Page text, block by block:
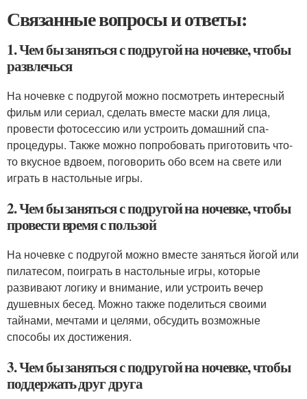
Связанные вопросы и ответы:
1. Чем бы заняться с подругой на ночевке, чтобы
развлечься
На ночевке с подругой можно посмотреть интересный
фильм или сериал, сделать вместе маски для лица,
провести фотосессию или устроить домашний спа-
процедуры. Также можно попробовать приготовить что-
то вкусное вдвоем, поговорить обо всем на свете или
играть в настольные игры.
2. Чем бы заняться с подругой на ночевке, чтобы
провести время с пользой
На ночевке с подругой можно вместе заняться йогой или
пилатесом, поиграть в настольные игры, которые
развивают логику и внимание, или устроить вечер
душевных бесед. Можно также поделиться своими
тайнами, мечтами и целями, обсудить возможные
способы их достижения.
3. Чем бы заняться с подругой на ночевке, чтобы
поддержать друг друга